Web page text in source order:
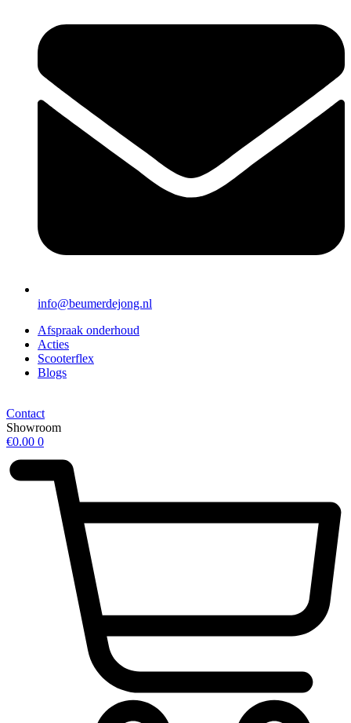
info@beumerdejong.nl
Afspraak onderhoud
Acties
Scooterflex
Blogs
Contact
Showroom
€0.00 0